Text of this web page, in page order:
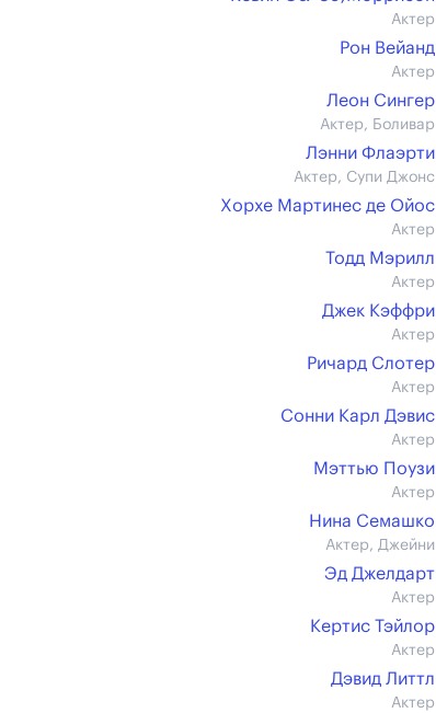
Актер
Рон Вейанд
Актер
Леон Сингер
Актер, Боливар
Лэнни Флаэрти
Актер, Супи Джонс
Хорхе Мартинес де Ойос
Актер
Тодд Мэрилл
Актер
Джек Кэффри
Актер
Ричард Слотер
Актер
Сонни Карл Дэвис
Актер
Мэттью Поузи
Актер
Нина Семашко
Актер, Джейни
Эд Джелдарт
Актер
Кертис Тэйлор
Актер
Дэвид Литтл
Актер